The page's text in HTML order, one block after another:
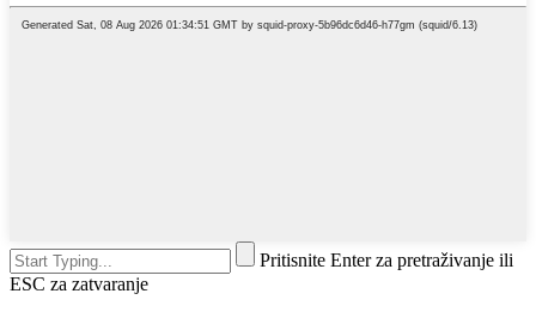
Pritisnite Enter za pretraživanje ili
ESC za zatvaranje